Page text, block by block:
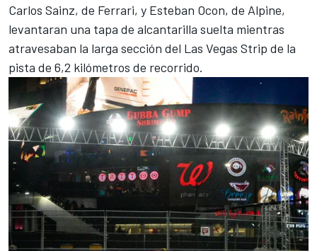
Carlos Sainz, de Ferrari, y Esteban Ocon, de Alpine,
levantaran una tapa de alcantarilla suelta mientras
atravesaban la larga sección del Las Vegas Strip de la
pista de 6,2 kilómetros de recorrido.